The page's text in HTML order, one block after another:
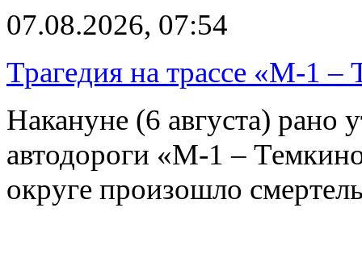
07.08.2026, 07:54
Трагедия на трассе «М-1 –
Накануне (6 августа) рано
автодороги «М-1 –
округе произошло